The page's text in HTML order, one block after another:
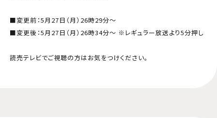
■変更前：5月27日（月）26時29分～
■変更後：5月27日（月）26時34分～ ※レギュラー放送より5分押し
読売テレビでご視聴の方はお気をつけください。